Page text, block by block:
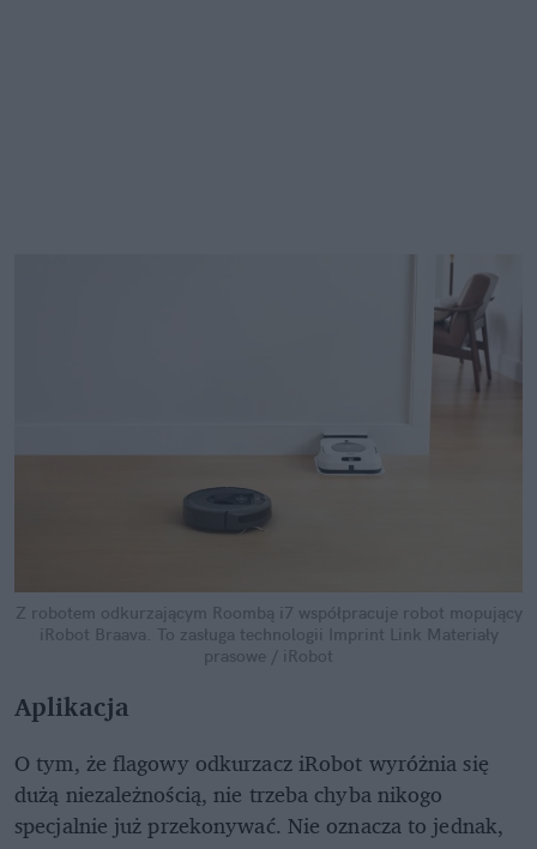
Z robotem odkurzającym Roombą i7 współpracuje robot mopujący
iRobot Braava. To zasługa technologii Imprint Link Materiały
prasowe / iRobot
Aplikacja
O tym, że flagowy odkurzacz iRobot wyróżnia się
dużą niezależnością, nie trzeba chyba nikogo
specjalnie już przekonywać. Nie oznacza to jednak,